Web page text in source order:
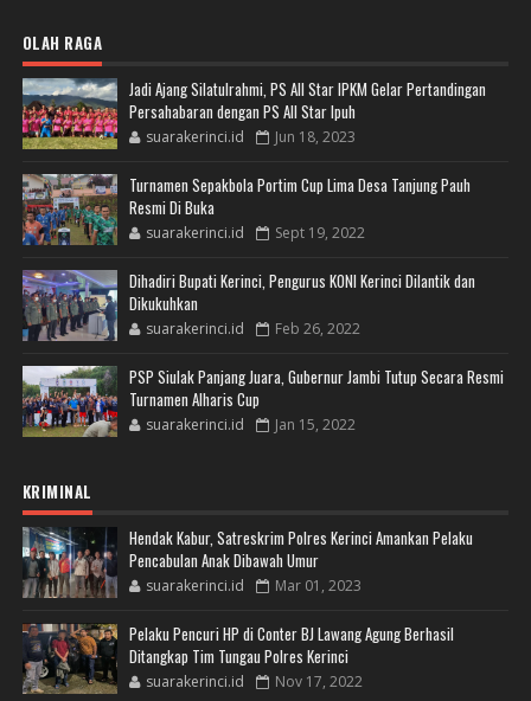
OLAH RAGA
Jadi Ajang Silatulrahmi, PS All Star IPKM Gelar Pertandingan
Persahabaran dengan PS All Star Ipuh
suarakerinci.id Jun 18, 2023
Turnamen Sepakbola Portim Cup Lima Desa Tanjung Pauh
Resmi Di Buka
suarakerinci.id Sept 19, 2022
Dihadiri Bupati Kerinci, Pengurus KONI Kerinci Dilantik dan
Dikukuhkan
suarakerinci.id Feb 26, 2022
PSP Siulak Panjang Juara, Gubernur Jambi Tutup Secara Resmi
Turnamen Alharis Cup
suarakerinci.id Jan 15, 2022
KRIMINAL
Hendak Kabur, Satreskrim Polres Kerinci Amankan Pelaku
Pencabulan Anak Dibawah Umur
suarakerinci.id Mar 01, 2023
Pelaku Pencuri HP di Conter BJ Lawang Agung Berhasil
Ditangkap Tim Tungau Polres Kerinci
suarakerinci.id Nov 17, 2022